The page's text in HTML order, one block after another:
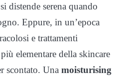
distende serena quando
Eppure, in un’epoca
e trattamenti
elementare della skincare
scontato. Una moisturising